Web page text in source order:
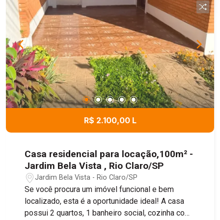
R$ 2.100,00 L
Casa residencial para locação,100m² -
Jardim Bela Vista , Rio Claro/SP
Jardim Bela Vista - Rio Claro/SP
Se você procura um imóvel funcional e bem
localizado, esta é a oportunidade ideal! A casa
possui 2 quartos, 1 banheiro social, cozinha com